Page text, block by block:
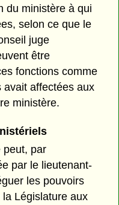
du ministère à qui
selon ce que le
juge
être
fonctions comme
avait affectées aux
ministère.
peut, par
par le lieutenant-
les pouvoirs
Législature aux